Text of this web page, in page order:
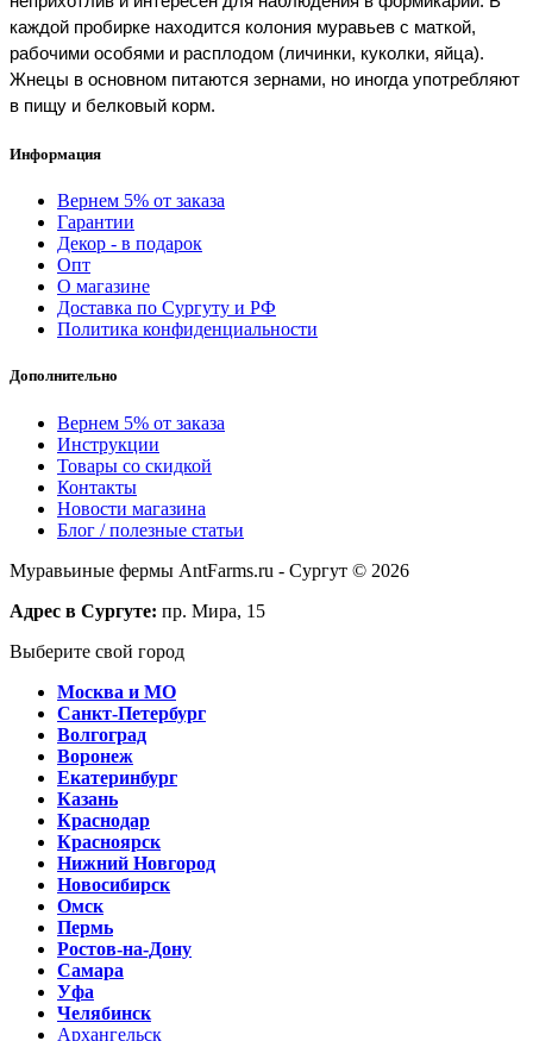
каждой пробирке находится колония муравьев с маткой,
рабочими особями и расплодом (личинки, куколки, яйца).
Жнецы в основном питаются зернами, но иногда употребляют
в пищу и белковый корм.
Информация
Вернем 5% от заказа
Гарантии
Декор - в подарок
Опт
О магазине
Доставка по Сургуту и РФ
Политика конфиденциальности
Дополнительно
Вернем 5% от заказа
Инструкции
Товары со скидкой
Контакты
Новости магазина
Блог / полезные статьи
Муравьиные фермы AntFarms.ru - Сургут © 2026
Адрес в Сургуте: пр. Мира, 15
Выберите свой город
Москва и МО
Санкт-Петербург
Волгоград
Воронеж
Екатеринбург
Казань
Краснодар
Красноярск
Нижний Новгород
Новосибирск
Омск
Пермь
Ростов-на-Дону
Самара
Уфа
Челябинск
Архангельск